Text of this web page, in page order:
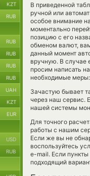
В приведенной
ручной или
особое внимание
моментально
позицию с его
обменом валют,
данный момент
вручную. В случае
просим написать
необходимые
Зачастую бывает
через наш сервис.
нашей системы
Для точного
работы с нашим
Если же вы не
воспользуйтесь
e-mail. Если
подходящий
KZT
RUB
RUB
RUB
RUB
RUB
UAH
KZT
EUR
USD
RUB